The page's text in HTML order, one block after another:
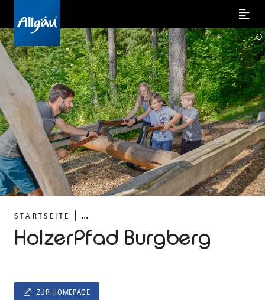
Menu
STARTSEITE ...
HolzerPfad Burgberg
©
ZUR HOMEPAGE